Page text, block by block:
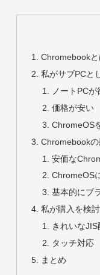
Chromebookと
私がサブPCと
ノートPCが
価格が安い
ChromeOS
Chromebook
安価な
ChromeOS
基本的にブ
私が購入を検
きれいなJIS
タッチ対応
まとめ